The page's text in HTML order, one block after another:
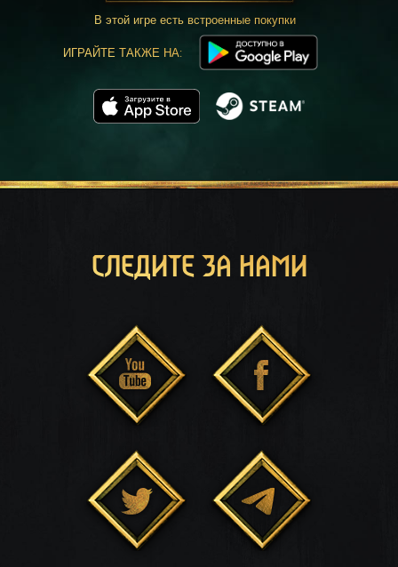
В этой игре есть встроенные покупки
ИГРАЙТЕ ТАКЖЕ НА:
СЛЕДИТЕ ЗА НАМИ